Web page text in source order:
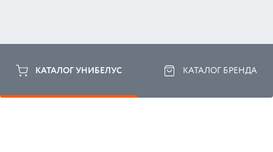
КАТАЛОГ УНИБЕЛУС КАТАЛОГ БРЕНДА